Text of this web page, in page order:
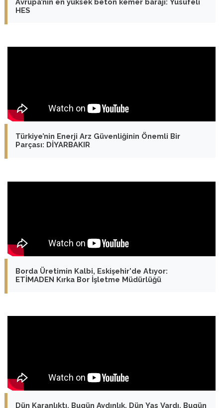
HES
Türkiye’nin Enerji Arz Güvenliğinin Önemli Bir
Parçası: DİYARBAKIR
Borda Üretimin Kalbi, Eskişehir'de Atıyor:
ETİMADEN Kırka Bor İşletme Müdürlüğü
Dün Karanlıktı, Bugün Aydınlık, Dün Yas Vardı, Bugün